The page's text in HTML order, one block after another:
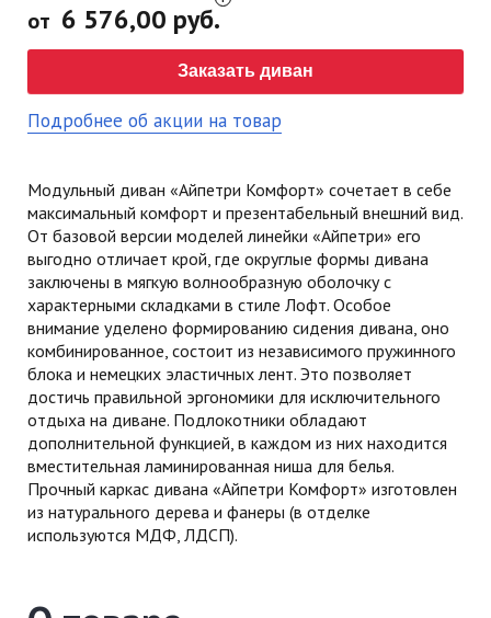
от 6 576,00 руб.
Заказать диван
Подробнее об акции на товар
Модульный диван «Айпетри Комфорт» сочетает в себе
максимальный комфорт и презентабельный внешний вид.
От базовой версии моделей линейки «Айпетри» его
выгодно отличает крой, где округлые формы дивана
заключены в мягкую волнообразную оболочку с
характерными складками в стиле Лофт. Особое
внимание уделено формированию сидения дивана, оно
комбинированное, состоит из независимого пружинного
блока и немецких эластичных лент. Это позволяет
достичь правильной эргономики для исключительного
отдыха на диване. Подлокотники обладают
дополнительной функцией, в каждом из них находится
вместительная ламинированная ниша для белья.
Прочный каркас дивана «Айпетри Комфорт» изготовлен
из натурального дерева и фанеры (в отделке
используются МДФ, ЛДСП).